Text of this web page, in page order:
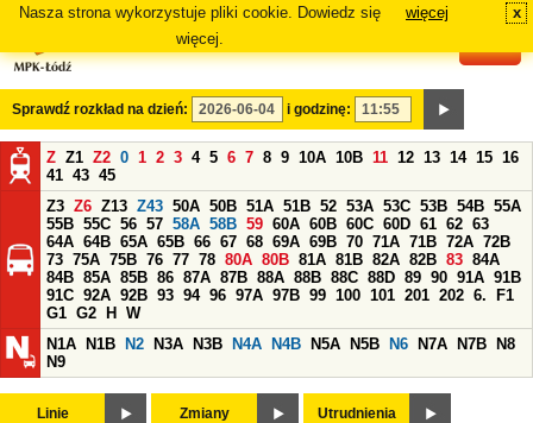
Nasza strona wykorzystuje pliki cookie. Dowiedz się
więcej.
więcej x
Sprawdź rozkład na dzień: i godzinę:
Z Z1 Z2 0 1 2 3 4 5 6 7 8 9 10A 10B 11 12 13 14 15 16
41 43 45
Z3 Z6 Z13 Z43 50A 50B 51A 51B 52 53A 53C 53B 54B 55A
55B 55C 56 57 58A 58B 59 60A 60B 60C 60D 61 62 63
64A 64B 65A 65B 66 67 68 69A 69B 70 71A 71B 72A 72B
73 75A 75B 76 77 78 80A 80B 81A 81B 82A 82B 83 84A
84B 85A 85B 86 87A 87B 88A 88B 88C 88D 89 90 91A 91B
91C 92A 92B 93 94 96 97A 97B 99 100 101 201 202 6.
F1
G1 G2 H
W
N1A
N1B N2 N3A N3B N4A N4B N5A N5B N6 N7A N7B
N8
N9
Linie Zmiany Utrudnienia